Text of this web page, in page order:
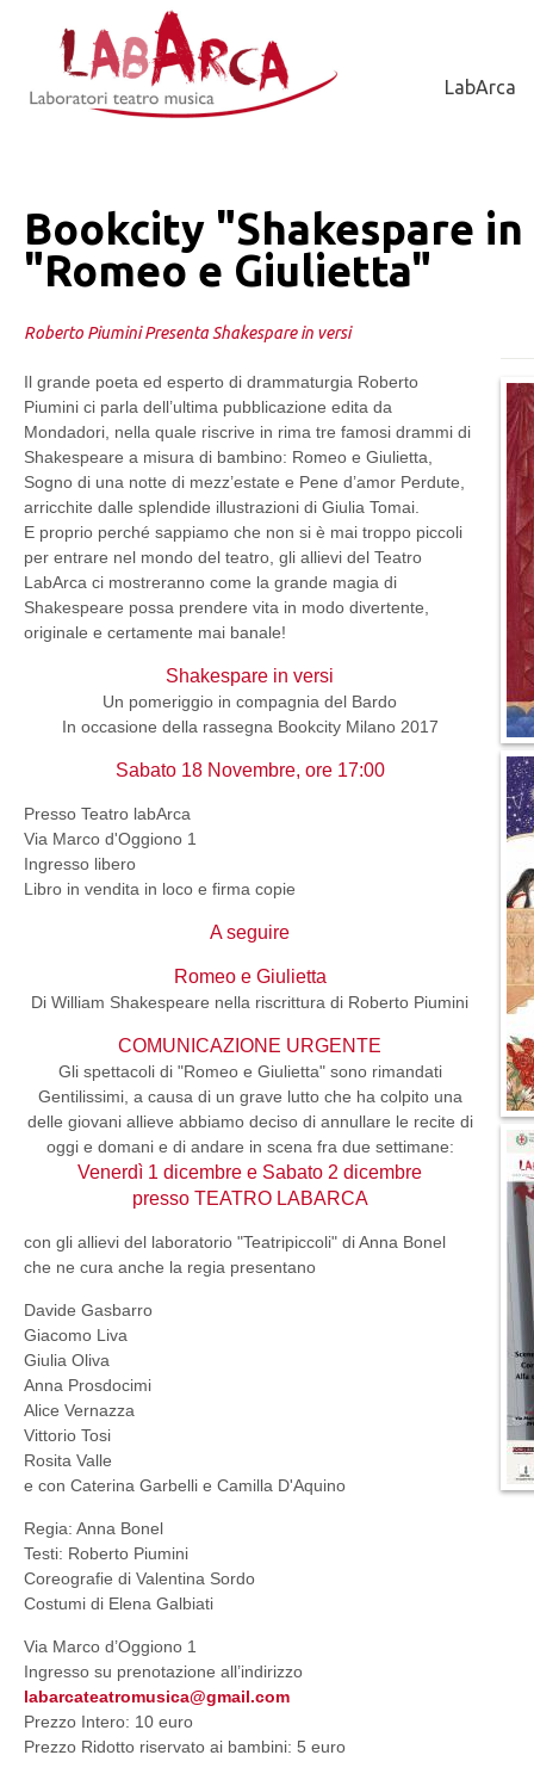
LabArca
Bookcity "Shakespare
"Romeo e Giulietta"
Roberto Piumini Presenta Shakespare in versi
Il grande poeta ed esperto di drammaturgia Roberto
Piumini ci parla dell’ultima pubblicazione edita da
Mondadori, nella quale riscrive in rima tre famosi drammi di
Shakespeare a misura di bambino: Romeo e Giulietta,
Sogno di una notte di mezz’estate e Pene d’amor Perdute,
arricchite dalle splendide illustrazioni di Giulia Tomai.
E proprio perché sappiamo che non si è mai troppo piccoli
per entrare nel mondo del teatro, gli allievi del Teatro
LabArca ci mostreranno come la grande magia di
Shakespeare possa prendere vita in modo divertente,
originale e certamente mai banale!
Shakespare in versi
Un pomeriggio in compagnia del Bardo
In occasione della rassegna Bookcity Milano 2017
Sabato 18 Novembre, ore 17:00
Presso Teatro labArca
Via Marco d'Oggiono 1
Ingresso libero
Libro in vendita in loco e firma copie
A seguire
Romeo e Giulietta
Di William Shakespeare nella riscrittura di Roberto Piumini
COMUNICAZIONE URGENTE
Gli spettacoli di "Romeo e Giulietta" sono rimandati
Gentilissimi, a causa di un grave lutto che ha colpito una
delle giovani allieve abbiamo deciso di annullare le recite di
oggi e domani e di andare in scena fra due settimane:
Venerdì 1 dicembre e Sabato 2 dicembre
presso TEATRO LABARCA
con gli allievi del laboratorio "Teatripiccoli" di Anna Bonel
che ne cura anche la regia presentano
Davide Gasbarro
Giacomo Liva
Giulia Oliva
Anna Prosdocimi
Alice Vernazza
Vittorio Tosi
Rosita Valle
e con Caterina Garbelli e Camilla D'Aquino
Regia: Anna Bonel
Testi: Roberto Piumini
Coreografie di Valentina Sordo
Costumi di Elena Galbiati
Via Marco d’Oggiono 1
Ingresso su prenotazione all’indirizzo
labarcateatromusica@gmail.com
Prezzo Intero: 10 euro
Prezzo Ridotto riservato ai bambini: 5 euro